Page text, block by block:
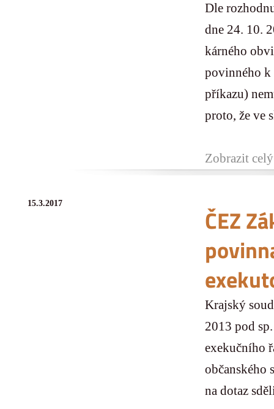
Dle
dne 24. 10.
kárného
povinného k
příkazu)
proto, že ve
Zobrazit
15.3.2017
ČEZ
Krajský
2013 pod
exekučního
občanského
na dotaz